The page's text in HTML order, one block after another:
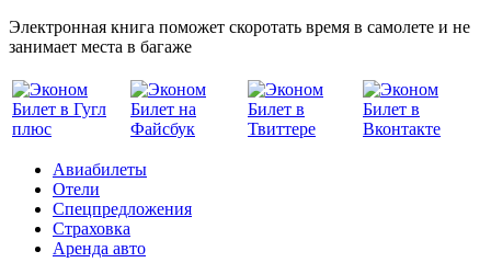
Электронная книга поможет скоротать время в самолете и не
занимает места в багаже
Авиабилеты
Отели
Спецпредложения
Страховка
Аренда авто